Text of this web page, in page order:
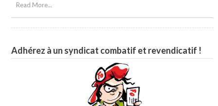
Read More...
Adhérez à un syndicat combatif et revendicatif !